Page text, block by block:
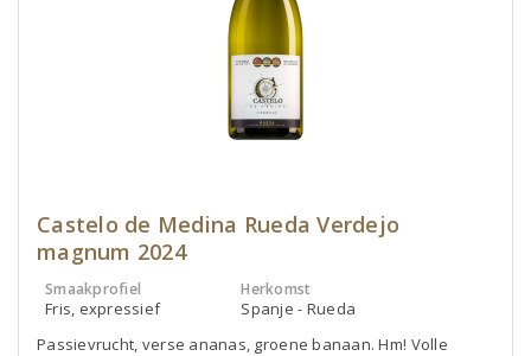
Castelo de Medina Rueda Verdejo
magnum 2024
Smaakprofiel
Fris, expressief
Herkomst
Spanje - Rueda
Passievrucht, verse ananas, groene banaan. Hm! Volle